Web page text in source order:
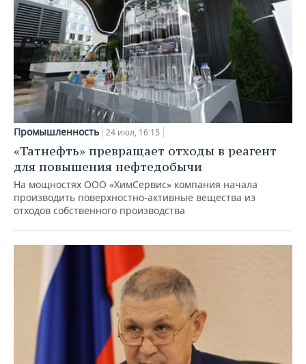
Промышленность 24 июл, 16:15
«Татнефть» превращает отходы в реагент
для повышения нефтедобычи
На мощностях ООО «ХимСервис» компания начала
производить поверхностно-активные вещества из
отходов собственного производства